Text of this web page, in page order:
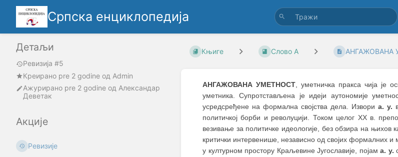
Српска енциклопедија
Детаљи
Ревизија #5
Креирано pre 2 godine oд Admin
Ажурирано pre 2 godine од Александар
Деветак
Акције
Ревизије
Књиге Слово А АНГАЖОВАНА
АНГАЖОВАНА УМЕТНОСТ, уметничка пракса чија је
уметника. Супротстављена је идеји аутономије
усредсређене на формална својства дела. Извори а. у.
политичкој борби и револуцији. Током целог XX в.
везивање за политичке идеологије, без обзира на њихов
критички интервенише, независно од својих формалних и
у културном простору Краљевине Југославије, појама. у.